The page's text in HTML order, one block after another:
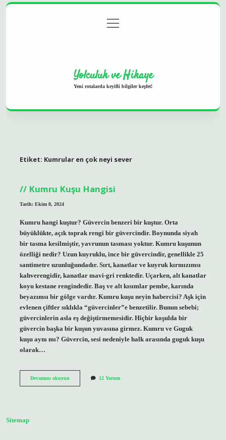
Gizlilik Politikası
menüyü
aç
Yolculuk ve Hikaye
Yeni rotalarda keyifli bilgiler keşfet!
Etiket: Kumrular en çok neyi sever
Kumru Kuşu Hangisi
Tarih: Ekim 8, 2024
Kumru hangi kuştur? Güvercin benzeri bir kuştur. Orta
büyüklükte, açık toprak rengi bir güvercindir. Boynunda siyah
bir tasma kesilmiştir, yavrunun tasması yoktur. Kumru kuşunun
özelliği nedir? Uzun kuyruklu, ince bir güvercindir, genellikle 25
santimetre uzunluğundadır. Sırt, kanatlar ve kuyruk kırmızımsı
kahverengidir, kanatlar mavi-gri renktedir. Uçarken, alt kanatlar
koyu kestane rengindedir. Baş ve alt kısımlar pembe, karında
beyazımsı bir gölge vardır. Kumru kuşu neyin habercisi? Aşk için
evlenen çiftler sıklıkla “güvercinler”e benzetilir. Bunun sebebi;
güvercinlerin asla eş değiştirmemesidir. Hiçbir koşulda bir
güvercin başka bir kuşun yuvasına girmez. Kumru ve Guguk
kuşu aynı mı? Güvercin, sesi nedeniyle halk arasında guguk kuşu
olarak…
Devamını okuyunKumru
12 Yorum
Sitemap